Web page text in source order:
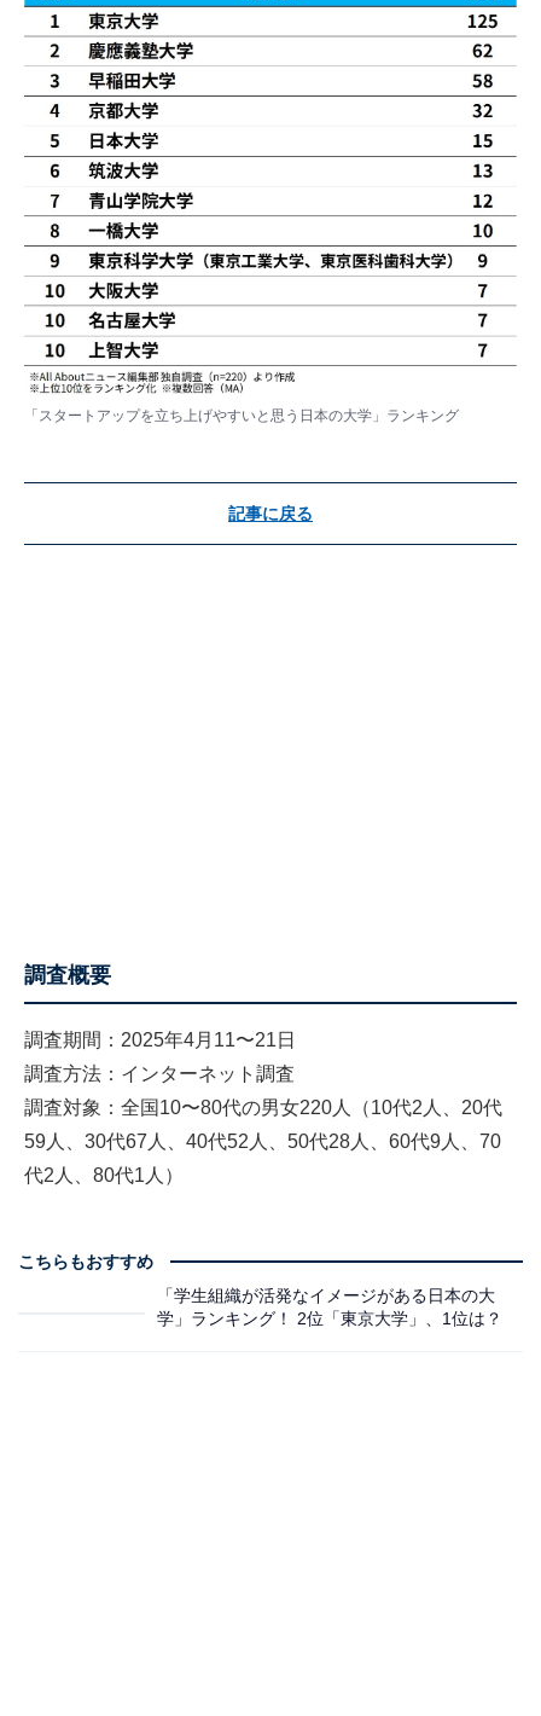
「スタートアップを立ち上げやすいと思う日本の大学」ランキング
記事に戻る
調査概要
調査期間：2025年4月11〜21日
調査方法：インターネット調査
調査対象：全国10〜80代の男女220人（10代2人、20代
59人、30代67人、40代52人、50代28人、60代9人、70
代2人、80代1人）
こちらもおすすめ
「学生組織が活発なイメージがある日本の大
学」ランキング！ 2位「東京大学」、1位は？